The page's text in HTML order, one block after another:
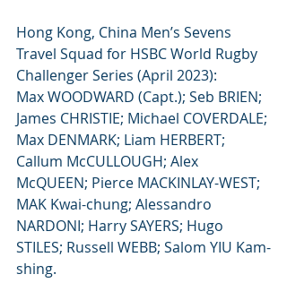
Hong Kong, China Men’s Sevens
Travel Squad for HSBC World Rugby
Challenger Series (April 2023):
Max WOODWARD (Capt.); Seb BRIEN;
James CHRISTIE; Michael COVERDALE;
Max DENMARK; Liam HERBERT;
Callum McCULLOUGH; Alex
McQUEEN; Pierce MACKINLAY-WEST;
MAK Kwai-chung; Alessandro
NARDONI; Harry SAYERS; Hugo
STILES; Russell WEBB; Salom YIU Kam-
shing.